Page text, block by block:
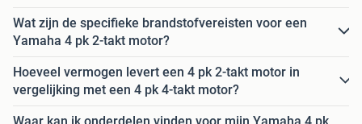
Wat zijn de specifieke brandstofvereisten voor een
Yamaha 4 pk 2-takt motor?
Hoeveel vermogen levert een 4 pk 2-takt motor in
vergelijking met een 4 pk 4-takt motor?